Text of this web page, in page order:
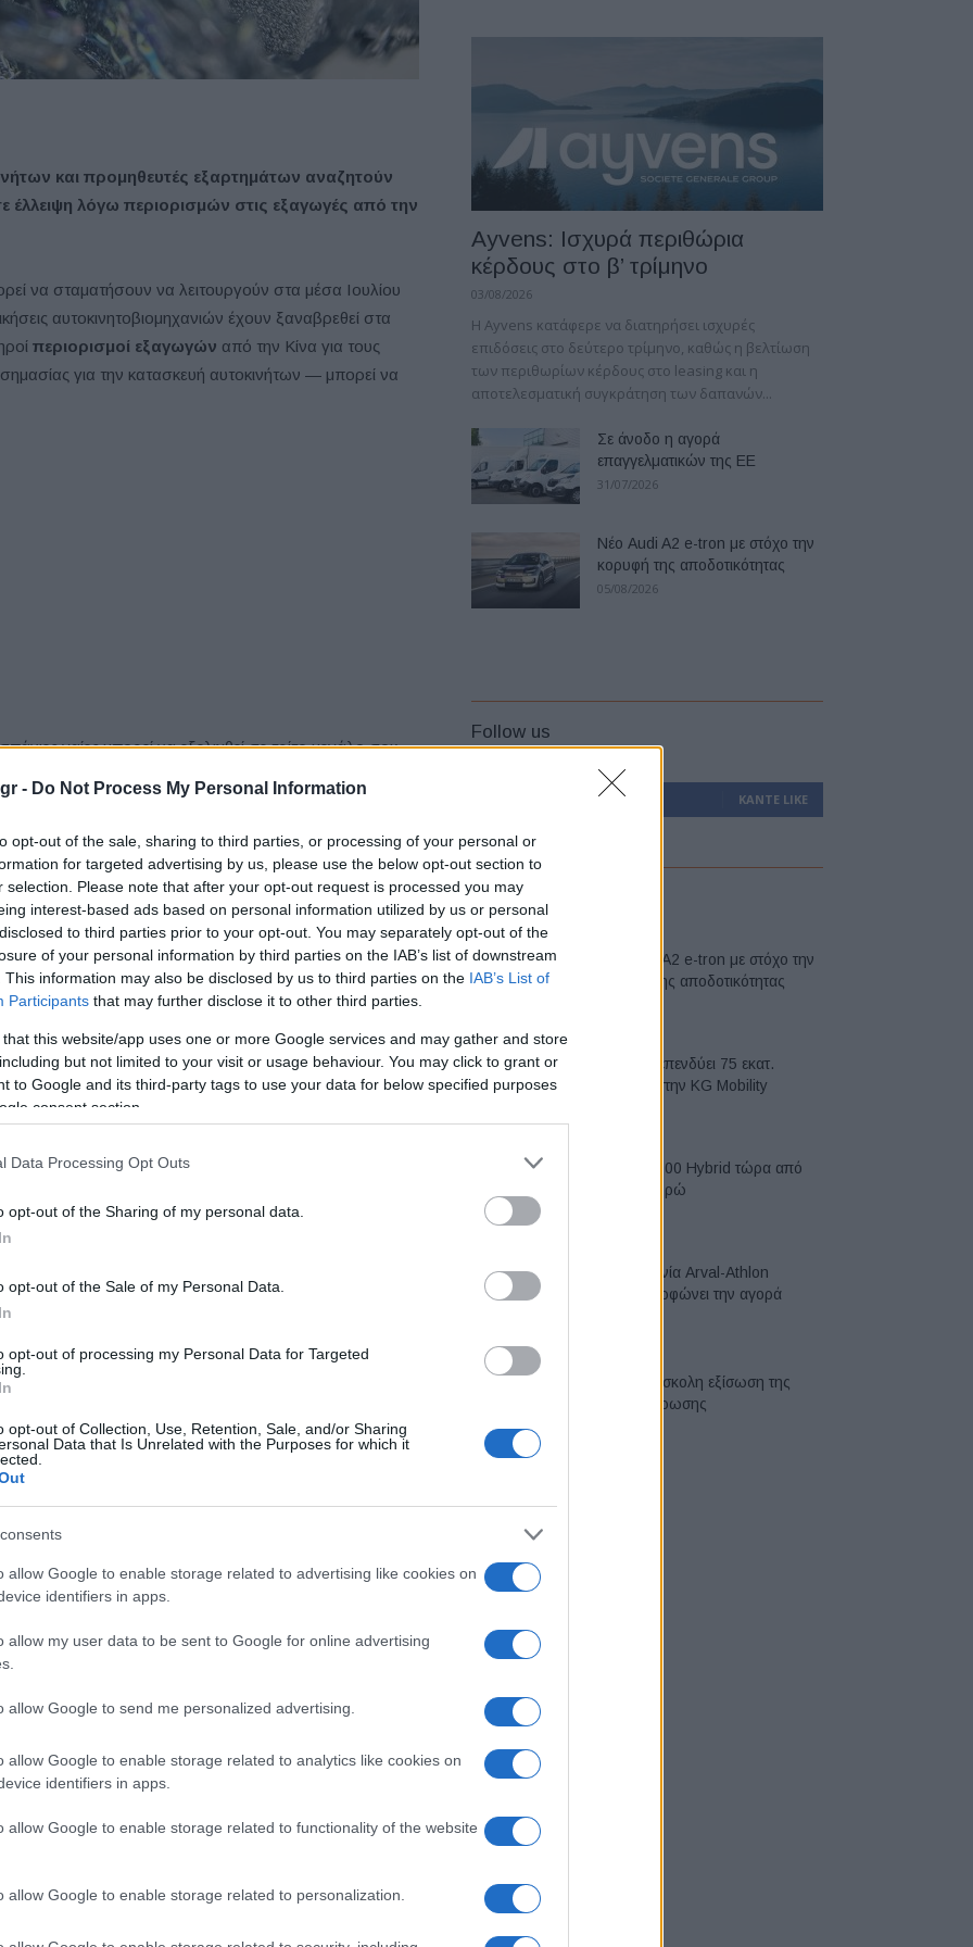
- Do Not Process My Personal Information
opt-out of the sale, sharing to third parties, or processing of your personal or
for targeted advertising by us, please use the below opt-out section to
selection. Please note that after your opt-out request is processed you may
interest-based ads based on personal information utilized by us or personal
to third parties prior to your opt-out. You may separately opt-out of the
of your personal information by third parties on the IAB’s list of downstream
This information may also be disclosed by us to third parties on the IAB’s List of
Participants that may further disclose it to other third parties.
that this website/app uses one or more Google services and may gather and store
but not limited to your visit or usage behaviour. You may click to grant or
to Google and its third-party tags to use your data for below specified purposes
consent section.
Data Processing Opt Outs
opt-out of the Sharing of my personal data.
opt-out of the Sale of my Personal Data.
opt-out of processing my Personal Data for Targeted
opt-out of Collection, Use, Retention, Sale, and/or Sharing
Data that Is Unrelated with the Purposes for which it
allow Google to enable storage related to advertising like cookies on
identifiers in apps.
allow my user data to be sent to Google for online advertising
allow Google to send me personalized advertising.
allow Google to enable storage related to analytics like cookies on
identifiers in apps.
allow Google to enable storage related to functionality of the website
allow Google to enable storage related to personalization.
και προμηθευτές εξαρτημάτων αναζητούν
έλλειψη λόγω περιορισμών στις εξαγωγές από την
να σταματήσουν να λειτουργούν στα μέσα Ιουλίου
αυτοκινητοβιομηχανιών έχουν ξαναβρεθεί στα
περιορισμοί εξαγωγών από την Κίνα για τους
για την κατασκευή αυτοκινήτων — μπορεί να
γαίες μπορεί να εξελιχθεί σε τρίτο μεγάλο σοκ
Η
μεταξύ 2021 και 2023.
είχε κλείσει εργοστάσια για εβδομάδες. Αυτές οι
της στην εφοδιαστική αλυσίδα. Αυτή τη
σφίγγει, η βιομηχανία έχει λίγες καλές επιλογές,
Πρεμιέρα με νίκη για Δανία και Ισλανδία - Το
EBITDA στο α'
στα 550 εκατ. ευρώ
κέρδη 313 εκατ.
ευρώ σε 843 μέσα
ενημέρωσης- Ξεκίνησε το
Γιαγλής
75 εκατ.
KG Mobility
Το FIAT 500 Hybrid τώρα από
Ayvens: Iσχυρά περιθώρια
κέρδους στο β’ τρίμηνο
03/08/2026
Η Ayvens κατάφερε να διατηρήσει ισχυρές
επιδόσεις στο δεύτερο τρίμηνο, καθώς η βελτίωση
των περιθωρίων κέρδους στο leasing και η
αποτελεσματική συγκράτηση των δαπανών...
Σε άνοδο η αγορά
επαγγελματικών της ΕΕ
31/07/2026
Νέο Audi A2 e-tron με στόχο την
κορυφή της αποδοτικότητας
05/08/2026
Follow us
Υποστηρικτές ΚΆΝΤΕ LIKE
Latest
Νέο Audi A2 e-tron με στόχο την
κορυφή της αποδοτικότητας
Η Chery επενδύει 75 εκατ.
δολάρια στην KG Mobility
Το FIAT 500 Hybrid τώρα από
18.990 ευρώ
Η συμφωνία Arval-Athlon
αναδιαμορφώνει την αγορά
VW: Η δύσκολη εξίσωση της
αναδιάρθρωσης